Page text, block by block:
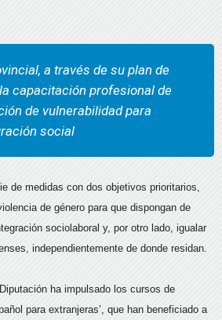
a través de su plan de
capacitación profesional de
de vulnerabilidad para
social
de medidas con dos objetivos prioritarios,
de género para que dispongan de
sociolaboral y, por otro lado, igualar
independientemente de donde residan.
ha impulsado los cursos de
para extranjeras’, que han beneficiado a